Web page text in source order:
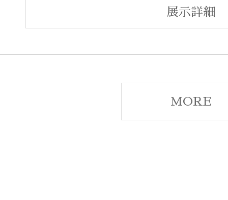
展示詳細
MORE